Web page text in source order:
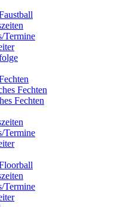
Termine
Fechten
Fechten
Termine
Termine